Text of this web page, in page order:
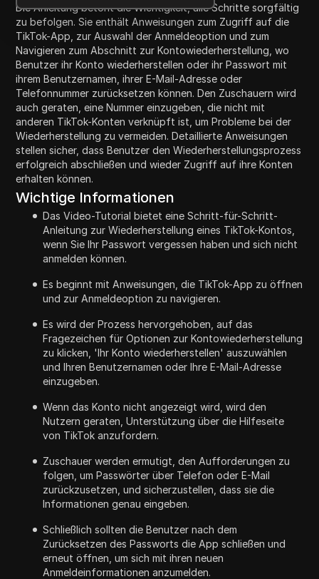
Die Anleitung betont die Wichtigkeit, alle Schritte sorgfältig
zu befolgen. Sie enthält Anweisungen zum Zugriff auf die
TikTok-App, zur Auswahl der Anmeldeoption und zum
Navigieren zum Abschnitt zur Kontowiederherstellung, wo
Benutzer ihr Konto wiederherstellen oder ihr Passwort mit
ihrem Benutzernamen, ihrer E-Mail-Adresse oder
Telefonnummer zurücksetzen können. Den Zuschauern wird
auch geraten, eine Nummer einzugeben, die nicht mit
anderen TikTok-Konten verknüpft ist, um Probleme bei der
Wiederherstellung zu vermeiden. Detaillierte Anweisungen
stellen sicher, dass Benutzer den Wiederherstellungsprozess
erfolgreich abschließen und wieder Zugriff auf ihre Konten
erhalten können.
Wichtige Informationen
Das Video-Tutorial bietet eine Schritt-für-Schritt-
Anleitung zur Wiederherstellung eines TikTok-Kontos,
wenn Sie Ihr Passwort vergessen haben und sich nicht
anmelden können.
Es beginnt mit Anweisungen, die TikTok-App zu öffnen
und zur Anmeldeoption zu navigieren.
Es wird der Prozess hervorgehoben, auf das
Fragezeichen für Optionen zur Kontowiederherstellung
zu klicken, 'Ihr Konto wiederherstellen' auszuwählen
und Ihren Benutzernamen oder Ihre E-Mail-Adresse
einzugeben.
Wenn das Konto nicht angezeigt wird, wird den
Nutzern geraten, Unterstützung über die Hilfeseite
von TikTok anzufordern.
Zuschauer werden ermutigt, den Aufforderungen zu
folgen, um Passwörter über Telefon oder E-Mail
zurückzusetzen, und sicherzustellen, dass sie die
Informationen genau eingeben.
Schließlich sollten die Benutzer nach dem
Zurücksetzen des Passworts die App schließen und
erneut öffnen, um sich mit ihren neuen
Anmeldeinformationen anzumelden.